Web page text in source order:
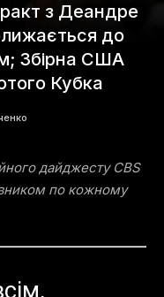
з Деандре
до
Збірна США
Кубка
дайджесту CBS
по кожному